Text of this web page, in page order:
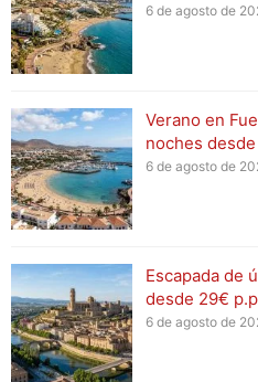
6 de agosto de
Verano en
noches
6 de agosto de
Escapada de
desde 29€
6 de agosto de